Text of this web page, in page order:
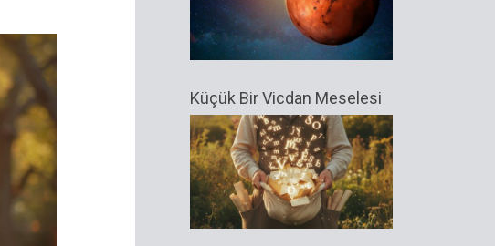
Küçük Bir Vicdan Meselesi